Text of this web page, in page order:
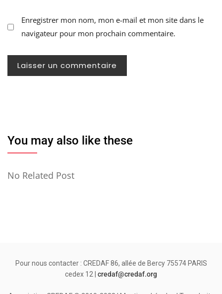
Enregistrer mon nom, mon e-mail et mon site dans le
navigateur pour mon prochain commentaire.
You may also like these
No Related Post
Pour nous contacter : CREDAF 86, allée de Bercy 75574 PARIS
cedex 12 | credaf@credaf.org